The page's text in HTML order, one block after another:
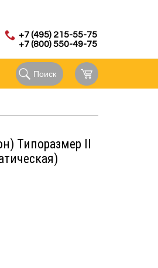
+7 (495) 215-55-75
+7 (800) 550-49-75
Поиск
Типоразмер II